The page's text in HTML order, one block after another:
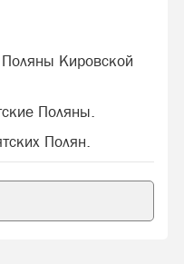
Кировской
Поляны.
Полян.